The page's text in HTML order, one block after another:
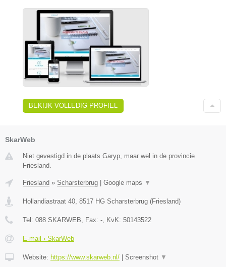
BEKIJK VOLLEDIG PROFIEL
SkarWeb
Niet gevestigd in de plaats Garyp, maar wel in de provincie
Friesland.
Friesland » Scharsterbrug Google maps ▼
Hollandiastraat 40 8517 HG Scharsterbrug (Friesland)
Tel: 088 SKARWEB , Fax: - , KvK: 50143522
E-mail › SkarWeb
Website: https://www.skarweb.nl/ Screenshot ▼